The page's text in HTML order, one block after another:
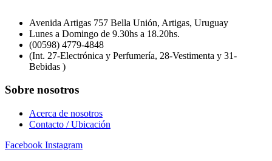
Avenida Artigas 757 Bella Unión, Artigas, Uruguay
Lunes a Domingo de 9.30hs a 18.20hs.
(00598) 4779-4848
(Int. 27-Electrónica y Perfumería, 28-Vestimenta y 31-
Bebidas )
Sobre nosotros
Acerca de nosotros
Contacto / Ubicación
Facebook Instagram